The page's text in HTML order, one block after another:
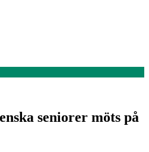
seniorer möts på